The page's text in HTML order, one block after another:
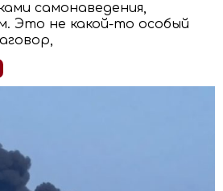
самонаведения,
Это не какой-то особый